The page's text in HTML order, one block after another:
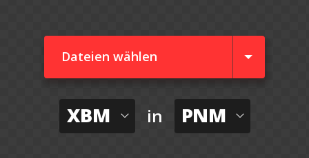
Dateien wählen
XBM in PNM